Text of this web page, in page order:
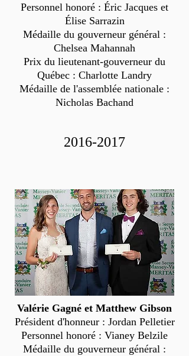
Personnel honoré : Éric Jacques et
Élise Sarrazin
Médaille du gouverneur général :
Chelsea Mahannah
Prix du lieutenant-gouverneur du
Québec : Charlotte Landry
Médaille de l'assemblée nationale :
Nicholas Bachand
2016-2017
Valérie Gagné et Matthew Gibson
Président d'honneur : Jordan Pelletier
Personnel honoré : Vianey Belzile
Médaille du gouverneur général :